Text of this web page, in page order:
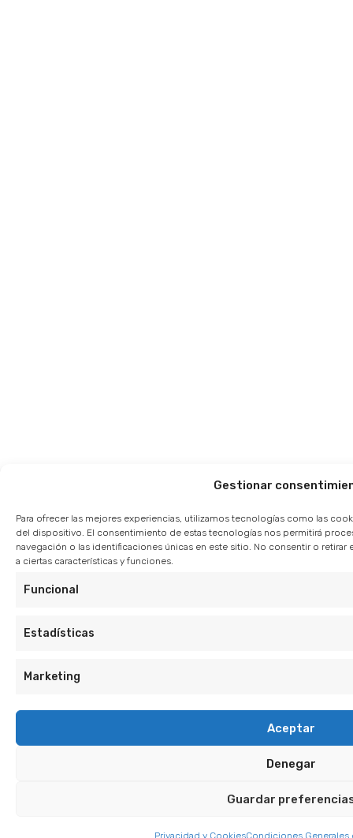
Gestionar
Para ofrecer las mejores experiencias, utilizamos tecnologías como las
del dispositivo. El consentimiento de estas tecnologías nos permitirá
navegación o las identificaciones únicas en este sitio. No consentir o
a ciertas características y funciones.
Funcional
Estadísticas
Marketing
Aceptar
Denegar
Guardar
Privacidad y CookiesCondiciones Generales